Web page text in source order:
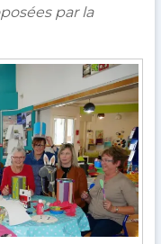
par la